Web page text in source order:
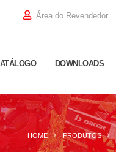
Área do Revendedor
DOWNLOADS
HOME PRODUTOS